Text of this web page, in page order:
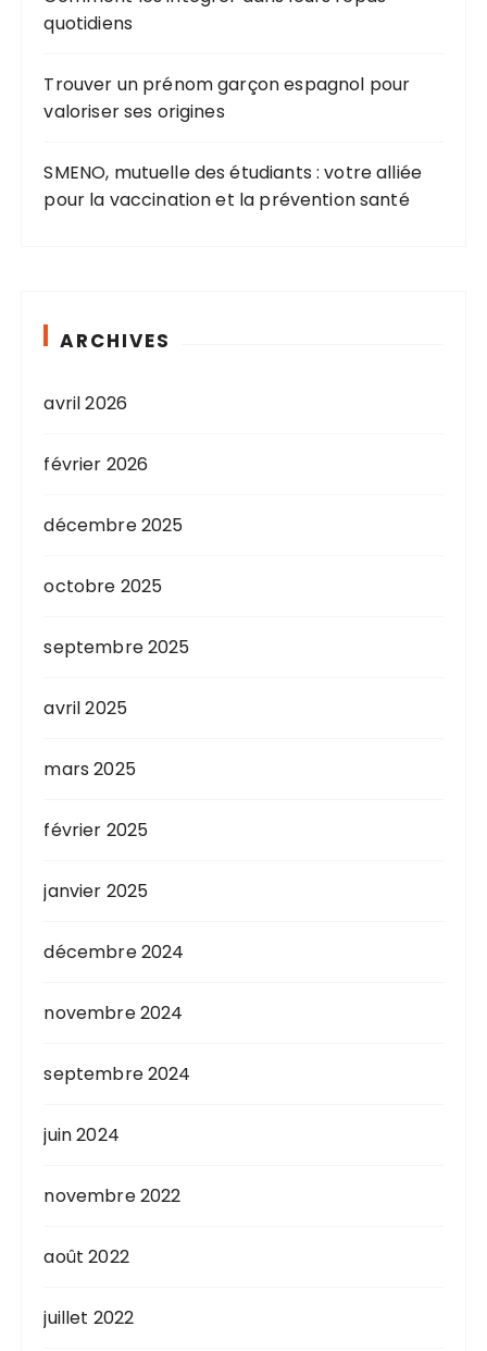
quotidiens
Trouver un prénom garçon espagnol pour
valoriser ses origines
SMENO, mutuelle des étudiants : votre alliée
pour la vaccination et la prévention santé
ARCHIVES
avril 2026
février 2026
décembre 2025
octobre 2025
septembre 2025
avril 2025
mars 2025
février 2025
janvier 2025
décembre 2024
novembre 2024
septembre 2024
juin 2024
novembre 2022
août 2022
juillet 2022